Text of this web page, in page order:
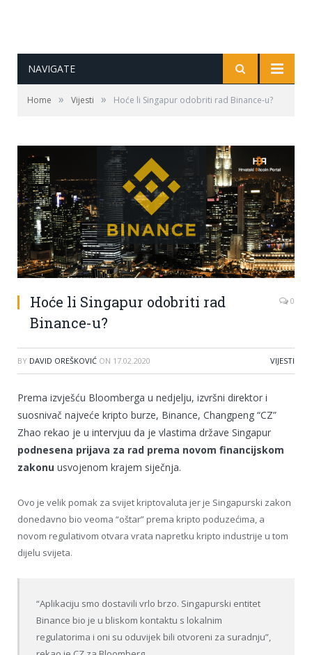
NAVIGATE
Home » Vijesti » Hoće li Singapur odobriti rad Binance-u?
Hoće li Singapur odobriti rad
Binance-u?
0
BY DAVID OREŠKOVIĆ ON 17.02.2020 VIJESTI
Prema izvješću Bloomberga u nedjelju, izvršni direktor i
suosnivač najveće kripto burze, Binance, Changpeng “CZ”
Zhao rekao je u intervjuu da je vlastima države Singapur
podnesena prijava za rad prema novom financijskom
zakonu usvojenom krajem siječnja.
Ovo je velik pomak za svijet kriptovaluta jer je Singapurski zakon
donedavno bio veoma “oštar” prema kripto poduzećima, a
novom regulativom otvara vrata napretku kripto industrije u tom
dijelu svijeta.
“Aplikaciju smo dostavili vrlo brzo. Singapurski entitet
Binance bio je u bliskom kontaktu s lokalnim
regulatorima i oni su oduvijek bili otvoreni za suradnju”,